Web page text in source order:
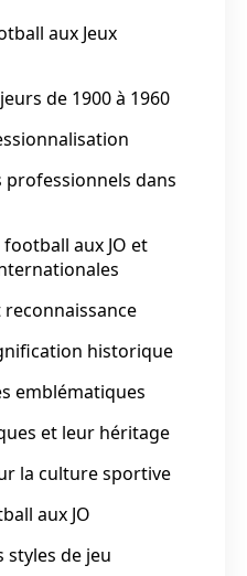
aux Jeux
de 1900 à 1960
dans
aux JO et
historique
emblématiques
et leur héritage
la culture sportive
aux JO
styles de jeu